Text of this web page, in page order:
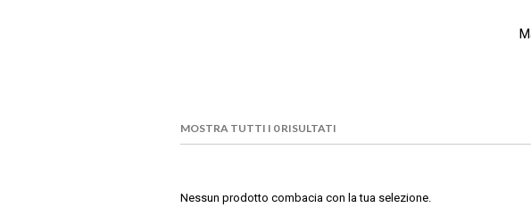
MOSTRA TUTTI I 0 RISULTATI
Nessun prodotto combacia con la tua selezione.